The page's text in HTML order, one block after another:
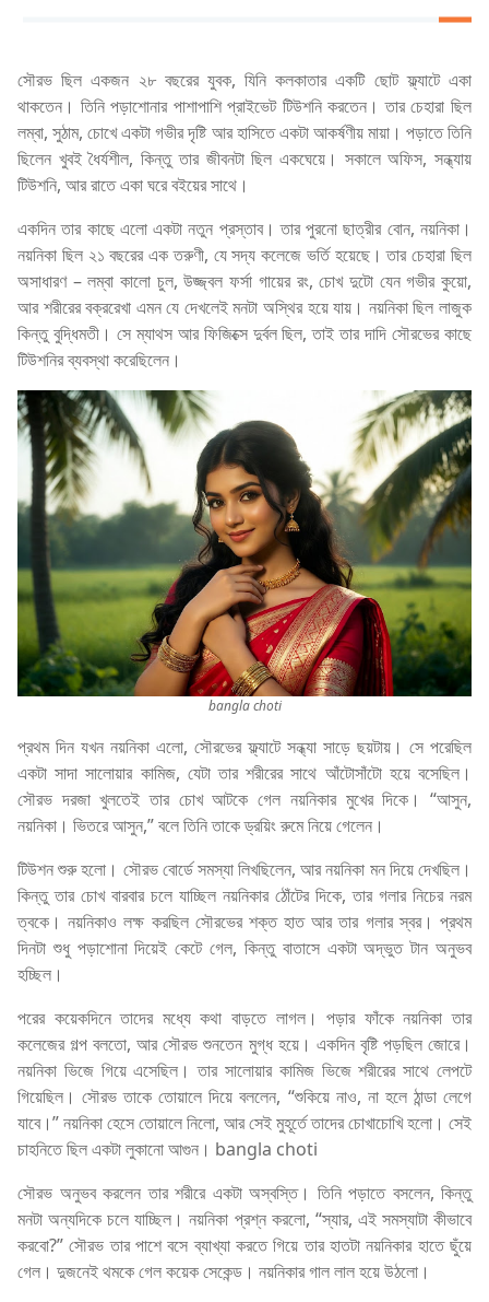
সৌরভ ছিল একজন ২৮ বছরের যুবক, যিনি কলকাতার একটি ছোট ফ্ল্যাটে একা
থাকতেন। তিনি পড়াশোনার পাশাপাশি প্রাইভেট টিউশনি করতেন। তার চেহারা ছিল
লম্বা, সুঠাম, চোখে একটা গভীর দৃষ্টি আর হাসিতে একটা আকর্ষণীয় মায়া। পড়াতে তিনি
ছিলেন খুবই ধৈর্যশীল, কিন্তু তার জীবনটা ছিল একঘেয়ে। সকালে অফিস, সন্ধ্যায়
টিউশনি, আর রাতে একা ঘরে বইয়ের সাথে।
একদিন তার কাছে এলো একটা নতুন প্রস্তাব। তার পুরনো ছাত্রীর বোন, নয়নিকা।
নয়নিকা ছিল ২১ বছরের এক তরুণী, যে সদ্য কলেজে ভর্তি হয়েছে। তার চেহারা ছিল
অসাধারণ – লম্বা কালো চুল, উজ্জ্বল ফর্সা গায়ের রং, চোখ দুটো যেন গভীর কুয়ো,
আর শরীরের বক্ররেখা এমন যে দেখলেই মনটা অস্থির হয়ে যায়। নয়নিকা ছিল লাজুক
কিন্তু বুদ্ধিমতী। সে ম্যাথস আর ফিজিক্সে দুর্বল ছিল, তাই তার দাদি সৌরভের কাছে
টিউশনির ব্যবস্থা করেছিলেন।
bangla choti
প্রথম দিন যখন নয়নিকা এলো, সৌরভের ফ্ল্যাটে সন্ধ্যা সাড়ে ছয়টায়। সে পরেছিল
একটা সাদা সালোয়ার কামিজ, যেটা তার শরীরের সাথে আঁটোসাঁটো হয়ে বসেছিল।
সৌরভ দরজা খুলতেই তার চোখ আটকে গেল নয়নিকার মুখের দিকে। “আসুন,
নয়নিকা। ভিতরে আসুন,” বলে তিনি তাকে ড্রয়িং রুমে নিয়ে গেলেন।
টিউশন শুরু হলো। সৌরভ বোর্ডে সমস্যা লিখছিলেন, আর নয়নিকা মন দিয়ে দেখছিল।
কিন্তু তার চোখ বারবার চলে যাচ্ছিল নয়নিকার ঠোঁটের দিকে, তার গলার নিচের নরম
ত্বকে। নয়নিকাও লক্ষ করছিল সৌরভের শক্ত হাত আর তার গলার স্বর। প্রথম
দিনটা শুধু পড়াশোনা দিয়েই কেটে গেল, কিন্তু বাতাসে একটা অদ্ভুত টান অনুভব
হচ্ছিল।
পরের কয়েকদিনে তাদের মধ্যে কথা বাড়তে লাগল। পড়ার ফাঁকে নয়নিকা তার
কলেজের গল্প বলতো, আর সৌরভ শুনতেন মুগ্ধ হয়ে। একদিন বৃষ্টি পড়ছিল জোরে।
নয়নিকা ভিজে গিয়ে এসেছিল। তার সালোয়ার কামিজ ভিজে শরীরের সাথে লেপটে
গিয়েছিল। সৌরভ তাকে তোয়ালে দিয়ে বললেন, “শুকিয়ে নাও, না হলে ঠান্ডা লেগে
যাবে।” নয়নিকা হেসে তোয়ালে নিলো, আর সেই মুহূর্তে তাদের চোখাচোখি হলো। সেই
চাহনিতে ছিল একটা লুকানো আগুন। bangla choti
সৌরভ অনুভব করলেন তার শরীরে একটা অস্বস্তি। তিনি পড়াতে বসলেন, কিন্তু
মনটা অন্যদিকে চলে যাচ্ছিল। নয়নিকা প্রশ্ন করলো, “স্যার, এই সমস্যাটা কীভাবে
করবো?” সৌরভ তার পাশে বসে ব্যাখ্যা করতে গিয়ে তার হাতটা নয়নিকার হাতে ছুঁয়ে
গেল। দুজনেই থমকে গেল কয়েক সেকেন্ড। নয়নিকার গাল লাল হয়ে উঠলো।